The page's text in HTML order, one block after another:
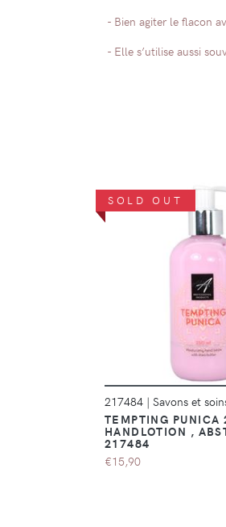
- Bien agiter le flacon
- Elle s’utilise aussi
SOLD OUT
217484 | Savons et
TEMPTING PUNICA
HANDLOTION ,
217484
€15,90